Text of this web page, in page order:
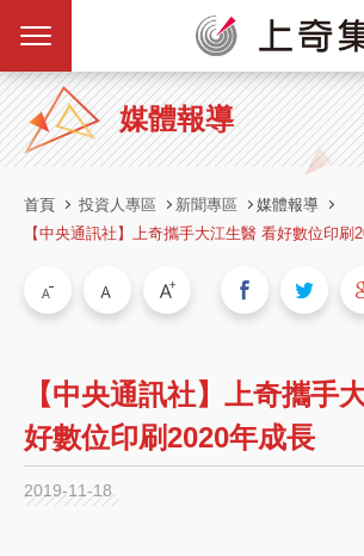
媒體報導
首頁 投資人專區 新聞專區
媒體報導
【中央通訊社】上奇攜手大江生醫 看好數位印刷
【中央通訊社】上奇攜手
好數位印刷2020年成長
2019-11-18